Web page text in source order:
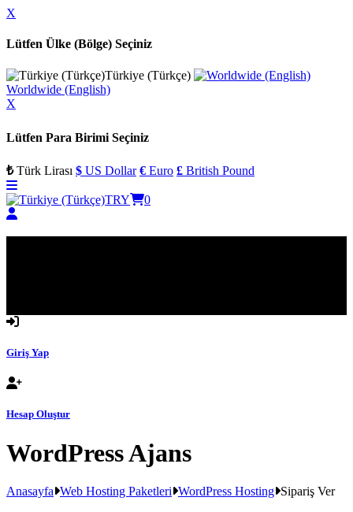
X
Lütfen Ülke (Bölge) Seçiniz
Türkiye (Türkçe)
Worldwide (English)
X
Lütfen Para Birimi Seçiniz
₺Türk Lirası $ US Dollar € Euro £ British Pound
TRY 0
Giriş Yap
Hesap Oluştur
WordPress Ajans
Anasayfa Web Hosting Paketleri WordPress Hosting Sipariş Ver